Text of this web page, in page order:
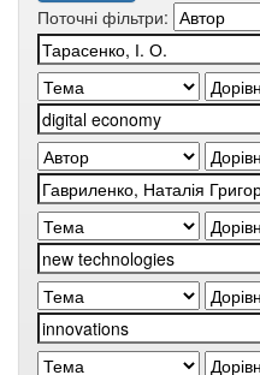
Поточні фільтри: